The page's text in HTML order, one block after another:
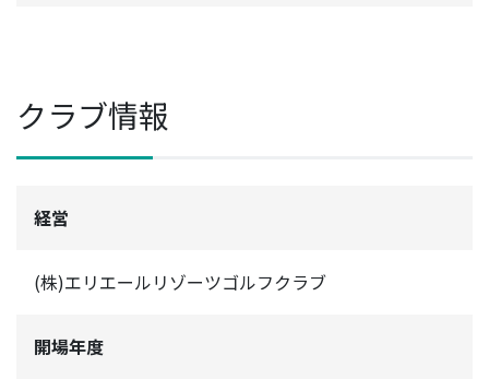
クラブ情報
経営
(株)エリエールリゾーツゴルフクラブ
開場年度